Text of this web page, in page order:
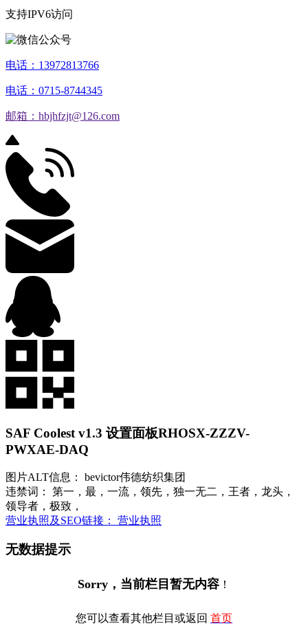
支持IPV6访问
电话：13972813766
电话：0715-8744345
邮箱：hbjhfzjt@126.com
SAF Coolest v1.3 设置面板RHOSX-ZZZV-
PWXAE-DAQ
图片ALT信息： bevictor伟德纺织集团
违禁词： 第一，最，一流，领先，独一无二，王者，龙头，
领导者，极致，
营业执照及SEO链接： 营业执照
无数据提示
Sorry，当前栏目暂无内容 ！
您可以查看其他栏目或返回 首页